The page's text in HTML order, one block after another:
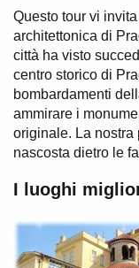
Questo tour vi
architettonica di
città ha visto
centro storico di
bombardamenti
ammirare i
originale. La nostra
nascosta dietro le
I luoghi